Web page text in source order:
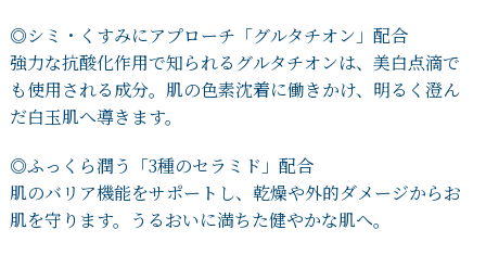
◎シミ・くすみにアプローチ「グルタチオン」配合
強力な抗酸化作用で知られるグルタチオンは、 美白点滴で
も使用される成分。肌の色素沈着に働きかけ、明るく澄ん
だ白玉肌へ導きます。
◎ふっくら潤う「3種のセラミド」配合
肌のバリア機能をサポートし、 乾燥や外的ダメージからお
肌を守ります。うるおいに満ちた健やかな肌へ。